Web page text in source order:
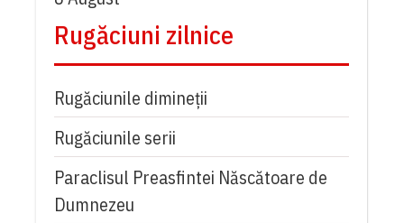
Rugăciuni zilnice
Rugăciunile dimineții
Rugăciunile serii
Paraclisul Preasfintei Născătoare de
Dumnezeu